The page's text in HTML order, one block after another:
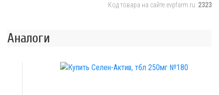
Код товара на сайте evpfarm.ru: 2323
Аналоги